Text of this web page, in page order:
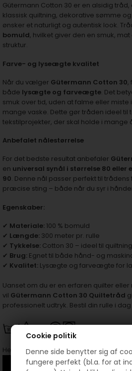
Cookie politik
Denne side benytter sig af
fungere perfekt (bl.a. for at
Gütermann Cotton 30 er en alsidig
klassisk quiltning, dekorative sømme
ønsker et naturligt og autentisk look.
bomuld, hvilket giver den en smuk,
struktur.
Farve- og lyseægte kvalitet
Når du vælger Gütermann Cotton 30,
både lysægte og farveægte. Det
smuk over tid, uden at falme eller miste
mange vaske. Dette gør tråden ideel
tekstilprojekter, der skal holde i mange
Anbefalet nålestørrelse
For det bedste resultat anbefaler
en universal synål i størrelse 80 eller
90. Denne nål passer perfekt til
præcise sting – både når du syr i
Egenskaber:
✔ Materiale: 100 % bomuld
✔ Længde: 300 meter pr. rulle
✔ Tykkelse: Cotton 30 – ideel til
✔ Brug: Egnet til både hånd- og
✔ Kvalitet: Lysægte og farveægte for
Uanset om du er en erfaren quilter
vil Gütermann Cotton 30 Quiltetråd
professionelt udtryk. Bestil din rulle i
Her er en lille video om denne